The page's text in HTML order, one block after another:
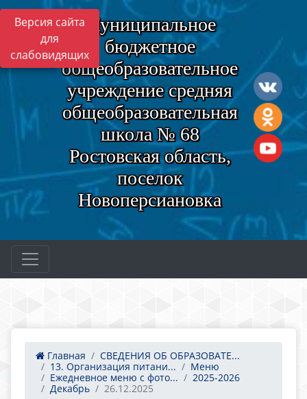
Версия сайта
для
слабовидящих
Муниципальное
бюджетное
общеобразовательное
учреждение средняя
общеобразовательная
школа № 68
Ростовская область,
поселок
Новоперсиановка
Главная
СВЕДЕНИЯ ОБ ОБРАЗОВАТЕ...
13. Организация питани...
Меню
Ежедневное меню с фото...
2025-2026
Декабрь
26.12.2025